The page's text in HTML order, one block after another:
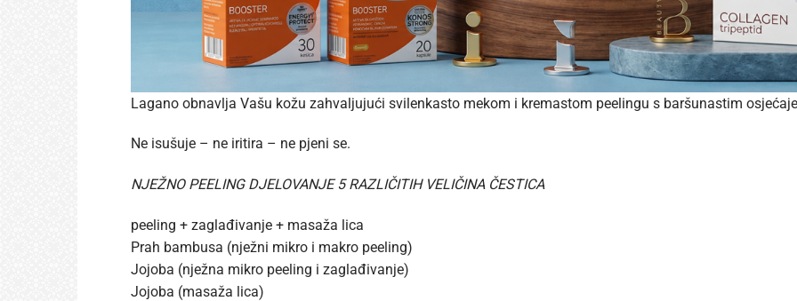
Lagano obnavlja Vašu kožu zahvaljujući svilenkasto mekom i kremastom peelingu s baršunastim
Ne isušuje – ne iritira – ne pjeni se.
NJEŽNO PEELING DJELOVANJE 5 RAZLIČITIH VELIČINA ČESTICA
peeling + zaglađivanje + masaža lica
Prah bambusa (nježni mikro i makro peeling)
Jojoba (nježna mikro peeling i zaglađivanje)
Jojoba (masaža lica)